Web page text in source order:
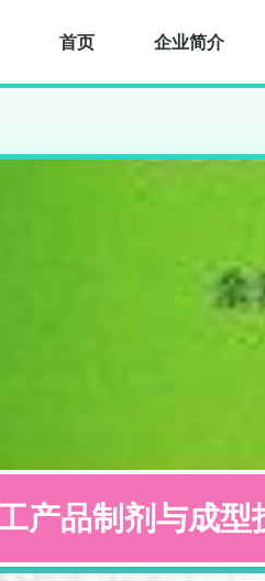
首页 企业简介
产品制剂与成型